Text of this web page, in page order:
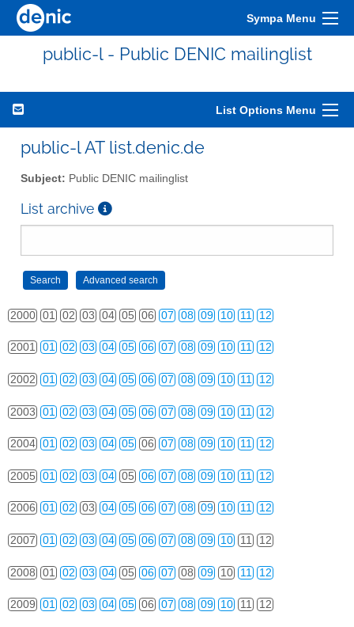
Sympa Menu
public-l - Public DENIC mailinglist
List Options Menu
public-l AT list.denic.de
Subject: Public DENIC mailinglist
List archive
2000 01 02 03 04 05 06 07 08 09 10 11 12
2001 01 02 03 04 05 06 07 08 09 10 11 12
2002 01 02 03 04 05 06 07 08 09 10 11 12
2003 01 02 03 04 05 06 07 08 09 10 11 12
2004 01 02 03 04 05 06 07 08 09 10 11 12
2005 01 02 03 04 05 06 07 08 09 10 11 12
2006 01 02 03 04 05 06 07 08 09 10 11 12
2007 01 02 03 04 05 06 07 08 09 10 11 12
2008 01 02 03 04 05 06 07 08 09 10 11 12
2009 01 02 03 04 05 06 07 08 09 10 11 12